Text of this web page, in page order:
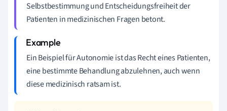
Selbstbestimmung und Entscheidungsfreiheit der
Patienten in medizinischen Fragen betont.
Ein Beispiel für Autonomie ist das Recht eines Patienten,
eine bestimmte Behandlung abzulehnen, auch wenn
diese medizinisch ratsam ist.